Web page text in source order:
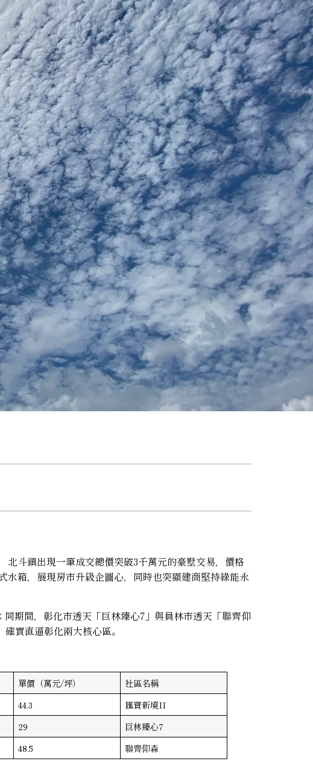
斗鎮出現一筆成交總價突破3千萬元的豪墅交易，價格
箱，展現房市升級企圖心，同時也突顯建商堅持綠能永
期間，彰化市透天「巨林臻心7」與員林市透天「聯齊仰
實直逼彰化兩大核心區。
單價（萬元/坪）
社區名稱
44.3
匯寶新境II
29
巨林臻心7
48.5 聯齊仰森